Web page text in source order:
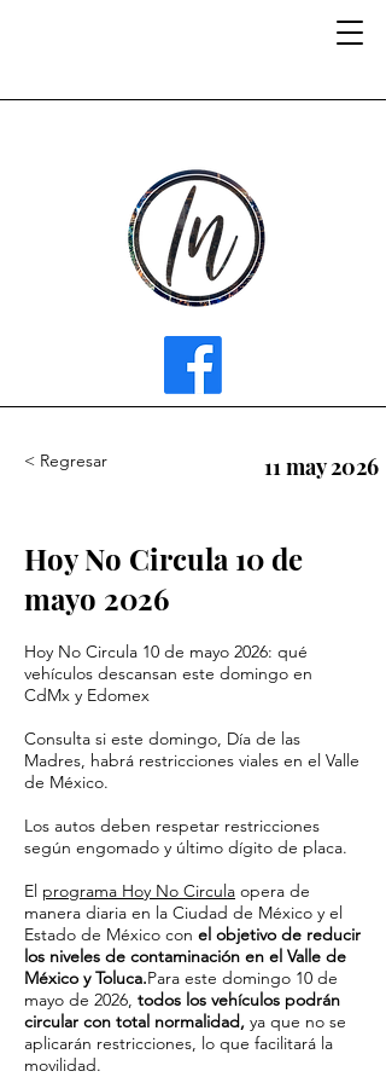
< Regresar 11 may 2026
Hoy No Circula 10 de
mayo 2026
Hoy No Circula 10 de mayo 2026: qué
vehículos descansan este domingo en
CdMx y Edomex
Consulta si este domingo, Día de las
Madres, habrá restricciones viales en el Valle
de México.
Los autos deben respetar restricciones
según engomado y último dígito de placa.
El programa Hoy No Circula opera de
manera diaria en la Ciudad de México y el
Estado de México con el objetivo de reducir
los niveles de contaminación en el Valle de
México y Toluca.Para este domingo 10 de
mayo de 2026, todos los vehículos podrán
circular con total normalidad, ya que no se
aplicarán restricciones, lo que facilitará la
movilidad.